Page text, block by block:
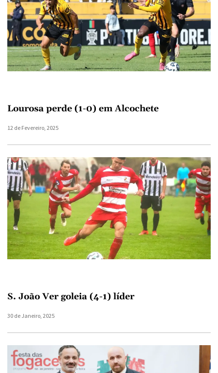
Lourosa perde (1-0) em Alcochete
12 de Fevereiro, 2025
S. João Ver goleia (4-1) líder
30 de Janeiro, 2025